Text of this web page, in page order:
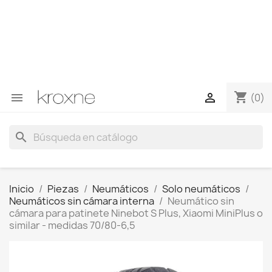
 shopping_cart (0)

search
Inicio Piezas Neumáticos
Solo neumáticos
Neumáticos sin cámara interna
Neumático sin
cámara para patinete Ninebot S Plus, Xiaomi MiniPlus o
similar - medidas 70/80-6,5